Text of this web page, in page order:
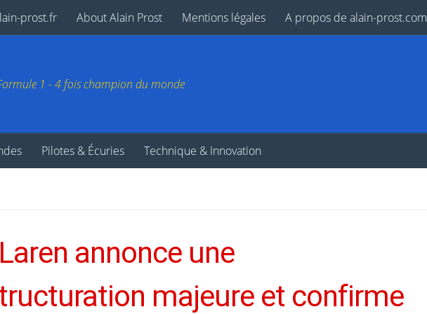
prost.fr About Alain Prost Mentions légales A propos de alain-prost.com
1 - 4 fois champion du monde
Pilotes & Écuries Technique & Innovation
annonce une
majeure et confirme